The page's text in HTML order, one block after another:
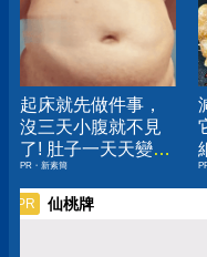
起床就先做件事，
沒三天小腹就不見
了! 肚子一天天變
小！
PR・新素簡
PR 仙桃牌